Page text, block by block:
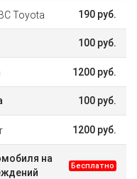
Toyota 190 руб.
100 руб.
1200 руб.
100 руб.
1200 руб.
на
Бесплатно